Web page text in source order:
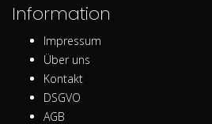
Information
Impressum
Über uns
Kontakt
DSGVO
AGB